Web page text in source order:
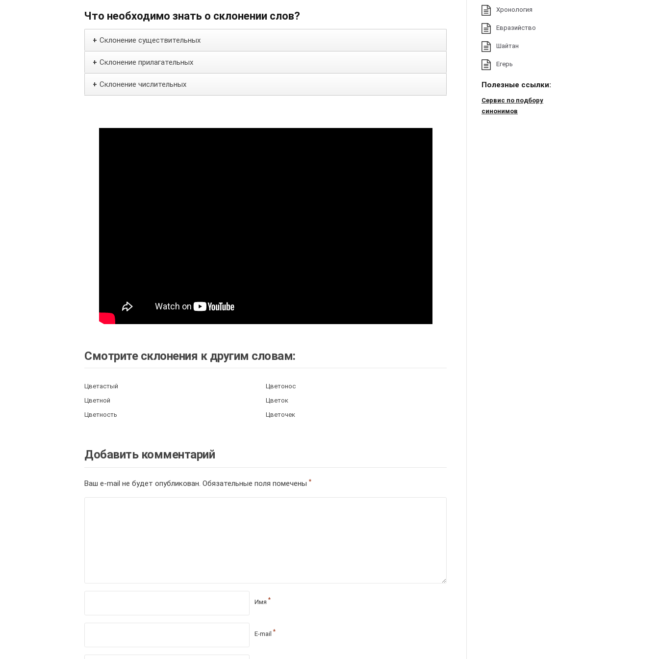
Что необходимо знать о склонении слов?
+ Склонение существительных
+ Склонение прилагательных
+ Склонение числительных
Смотрите склонения к другим словам:
Цветастый
Цветонос
Цветной
Цветок
Цветность
Цветочек
Добавить комментарий
Ваш e-mail не будет опубликован. Обязательные поля помечены *
Имя *
E-mail *
Хронология
Евразийство
Шайтан
Егерь
Полезные ссылки:
Сервис по подбору
синонимов